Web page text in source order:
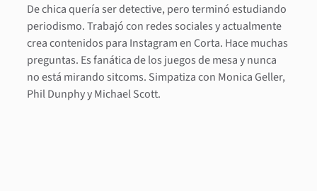
De chica quería ser detective, pero terminó estudiando
periodismo. Trabajó con redes sociales y actualmente
crea contenidos para Instagram en Corta. Hace muchas
preguntas. Es fanática de los juegos de mesa y nunca
no está mirando sitcoms. Simpatiza con Monica Geller,
Phil Dunphy y Michael Scott.